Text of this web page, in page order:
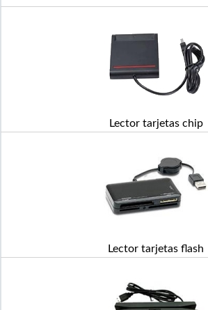
Lector tarjetas chip
Lector tarjetas flash